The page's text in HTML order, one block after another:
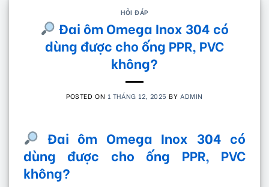
HỎI ĐÁP
Đai ôm Omega Inox 304 có
dùng được cho ống PPR, PVC
không?
POSTED ON 1 THÁNG 12, 2025 BY ADMIN
Đai ôm Omega Inox 304 có
dùng được cho ống PPR, PVC
không?